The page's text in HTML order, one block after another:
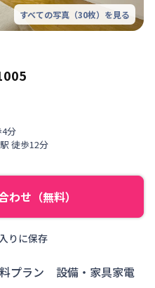
すべての写真（30枚）を見る
4分
徒歩12分
わせ（無料）
りに保存
プラン 設備・家具家電